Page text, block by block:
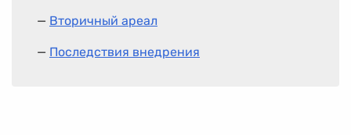
— Вторичный ареал
— Последствия внедрения